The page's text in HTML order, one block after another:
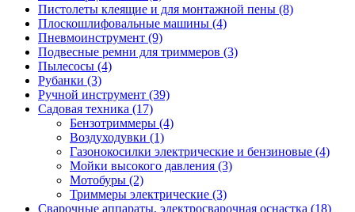
Пистолеты клеящие и для монтажной пены (8)
Плоскошлифовальные машины (4)
Пневмоинструмент (9)
Подвесные ремни для триммеров (3)
Пылесосы (4)
Рубанки (3)
Ручной инструмент (39)
Садовая техника (17)
Бензотриммеры (4)
Воздуходувки (1)
Газонокосилки электрические и бензиновые (4)
Мойки высокого давления (3)
Мотобуры (2)
Триммеры электрические (3)
Сварочные аппараты, электросварочная оснастка (18)